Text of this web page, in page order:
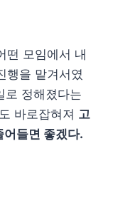
떤 모임에서 내
행을 맡겨서였
로 정해졌다는
바로잡혀져 고
어들면 좋겠다.